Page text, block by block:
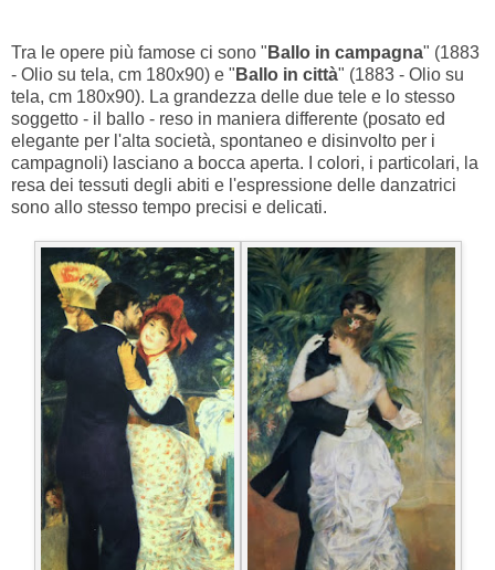
Tra le opere più famose ci sono " Ballo in campagna" (1883
- Olio su tela, cm 180x90) e " Ballo in città" (1883 - Olio su
tela, cm 180x90). La grandezza delle due tele e lo stesso
soggetto - il ballo - reso in maniera differente (posato ed
elegante per l'alta società, spontaneo e disinvolto per i
campagnoli) lasciano a bocca aperta. I colori, i particolari, la
resa dei tessuti degli abiti e l'espressione delle danzatrici
sono allo stesso tempo precisi e delicati.